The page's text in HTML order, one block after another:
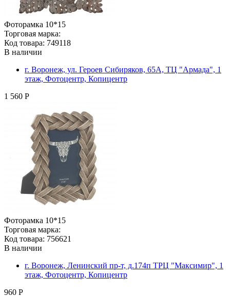
Фоторамка 10*15
Торговая марка:
Код товара: 749118
В наличии
г. Воронеж, ул. Героев Сибиряков, 65А, ТЦ "Армада", 1
этаж, Фотоцентр, Копицентр
1 560 Р
Фоторамка 10*15
Торговая марка:
Код товара: 756621
В наличии
г. Воронеж, Ленинский пр-т, д.174п ТРЦ "Максимир", 1
этаж, Фотоцентр, Копицентр
960 Р